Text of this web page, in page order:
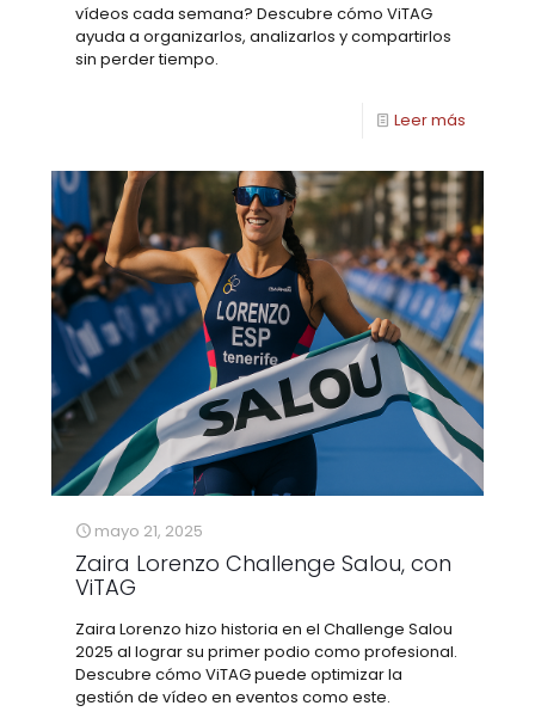
vídeos cada semana? Descubre cómo ViTAG
ayuda a organizarlos, analizarlos y compartirlos
sin perder tiempo.
Leer más
mayo 21, 2025
Zaira Lorenzo Challenge Salou, con
ViTAG
Zaira Lorenzo hizo historia en el Challenge Salou
2025 al lograr su primer podio como profesional.
Descubre cómo ViTAG puede optimizar la
gestión de vídeo en eventos como este.